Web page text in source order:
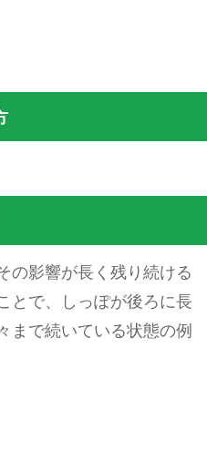
の影響が長く残り続ける
とで、しっぽが後ろに長
まで続いている状態の例